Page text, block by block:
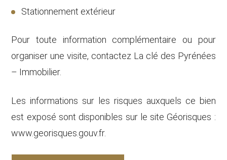
Stationnement extérieur
Pour toute information complémentaire ou pour
organiser une visite, contactez La clé des Pyrénées
– Immobilier.
Les informations sur les risques auxquels ce bien
est exposé sont disponibles sur le site Géorisques :
www.georisques.gouv.fr.